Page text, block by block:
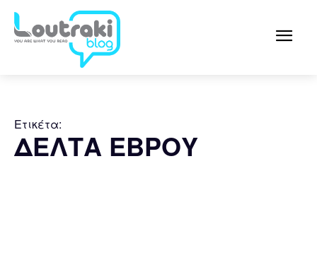
Ετικέτα:
ΔΕΛΤΑ ΕΒΡΟΥ